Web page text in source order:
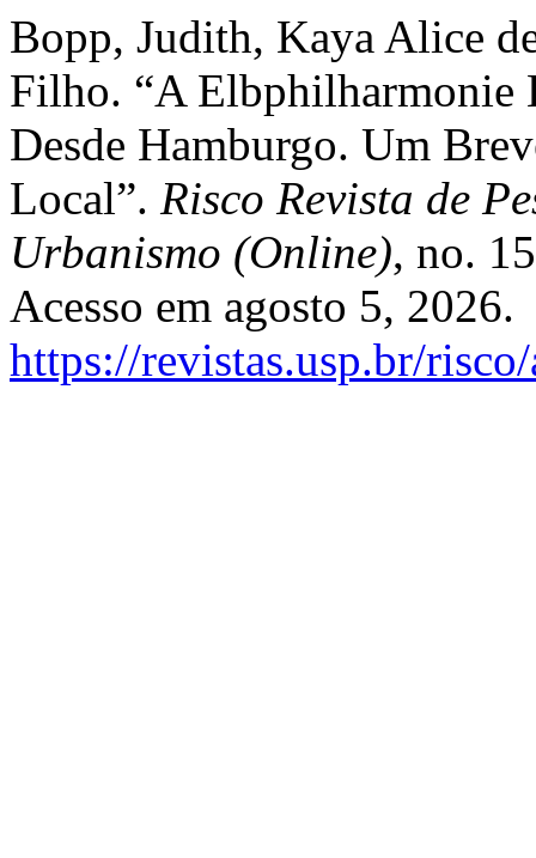
Bopp, Judith, Kaya Alice
Filho. “A Elbphilharmonie
Desde Hamburgo. Um
Local”. Risco Revista de
Urbanismo (Online), no.
Acesso em agosto 5, 2026.
https://revistas.usp.br/